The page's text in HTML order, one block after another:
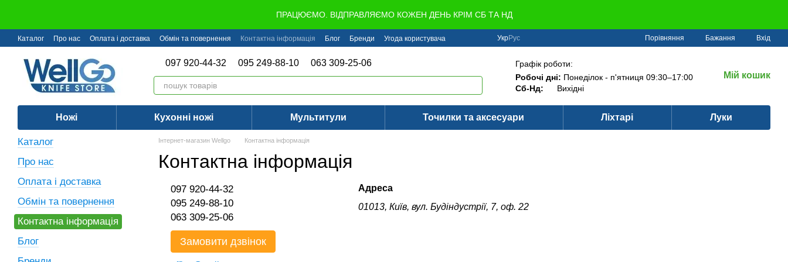
ПРАЦЮЄМО. ВІДПРАВЛЯЄМО КОЖЕН ДЕНЬ КРІМ СБ ТА НД
Каталог Про нас Оплата і доставка Обмін та повернення Контактна інформація Блог Бренди Угода користувача УкрРус Порівняння Бажання Вхід
097 920-44-32 095 249-88-10 063 309-25-06
Графік роботи:
Робочі дні: Понеділок - п'ятниця 09:30–17:00
Сб-Нд:
Вихідні
Мій кошик
Ножі Кухонні ножі Мультитули Точилки та аксесуари Ліхтарі Луки
Інтернет-магазин Wellgo Контактна інформація
Контактна інформація
097 920-44-32
095 249-88-10
063 309-25-06
Замовити дзвінок
Адреса
01013, Київ, вул. Будіндустрії, 7, оф. 22
Каталог
Про нас
Оплата і доставка
Обмін та повернення
Контактна інформація
Блог